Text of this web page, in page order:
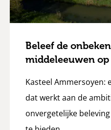
Beleef de
middeleeuwen
Kasteel Ammersoyen:
dat werkt aan de
onvergetelijke